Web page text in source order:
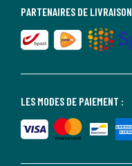
LES MODES DE PAIEMENT :
PARTENAIRES DE LIVRAISON